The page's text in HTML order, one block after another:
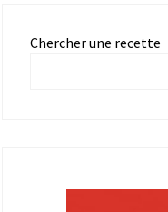
Chercher une recette